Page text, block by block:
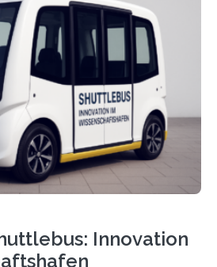
Umsetzung erforscht,
Institut für Integrierte Produktion
von
ob die dezentrale Steuerung
Steuerung. Dafür sucht
die Interesse daran haben,
Fabrik…
Innovation